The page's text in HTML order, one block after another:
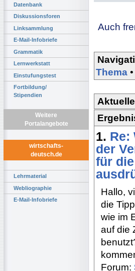
Datenbank
Diskussionsforen
Linksammlung
E-Mail-Infobriefe
Grammatik
Lernwerkstatt
Einstufungstest
Fortbildung/
Stipendien
Weitere
Portalangebote
wirtschafts-
deutsch.de
Lehrmaterial
Webliographie
E-Mail-Infobriefe
Auch
Thema •
1. Re:
der
für
Hallo,
die
wie im
auf die
Forum: